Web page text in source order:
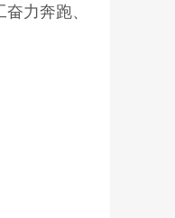
力奔跑、